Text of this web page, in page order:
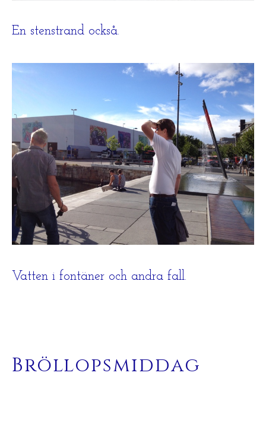
En stenstrand också.
Vatten i fontäner och andra fall.
Bröllopsmiddag